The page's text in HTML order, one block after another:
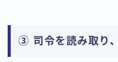
③ 司令を読み取り